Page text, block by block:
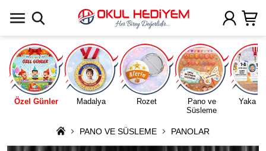
Özel Günler Madalya Rozet
Pano ve
Süsleme
Yaka
PANO VE SÜSLEME PANOLAR
Uygulamada Aç